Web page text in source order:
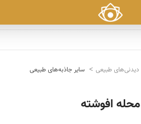
دیدنی‌های طبیعی سایر جاذبه‌های طبیعی
محله افوشته